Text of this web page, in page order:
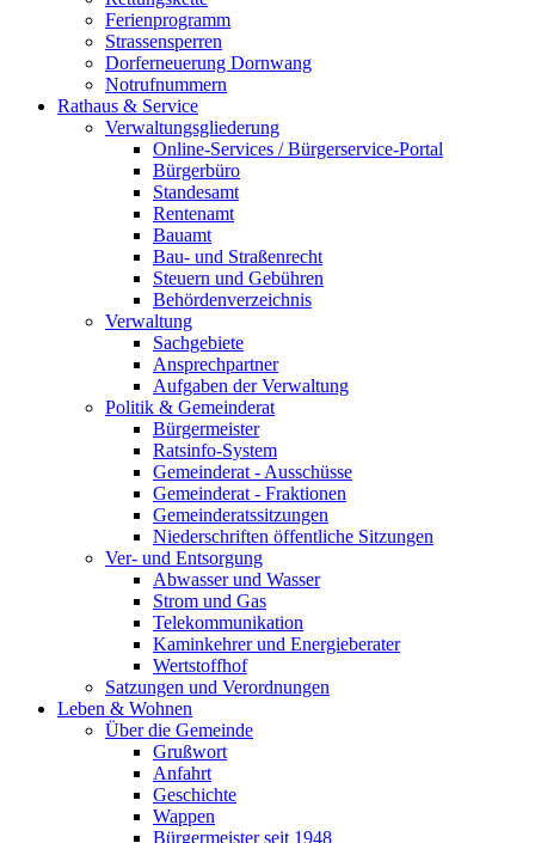
Ferienprogramm
Strassensperren
Dorferneuerung Dornwang
Notrufnummern
Rathaus & Service
Verwaltungsgliederung
Online-Services / Bürgerservice-Portal
Bürgerbüro
Standesamt
Rentenamt
Bauamt
Bau- und Straßenrecht
Steuern und Gebühren
Behördenverzeichnis
Verwaltung
Sachgebiete
Ansprechpartner
Aufgaben der Verwaltung
Politik & Gemeinderat
Bürgermeister
Ratsinfo-System
Gemeinderat - Ausschüsse
Gemeinderat - Fraktionen
Gemeinderatssitzungen
Niederschriften öffentliche Sitzungen
Ver- und Entsorgung
Abwasser und Wasser
Strom und Gas
Telekommunikation
Kaminkehrer und Energieberater
Wertstoffhof
Satzungen und Verordnungen
Leben & Wohnen
Über die Gemeinde
Grußwort
Anfahrt
Geschichte
Wappen
Bürgermeister seit 1948